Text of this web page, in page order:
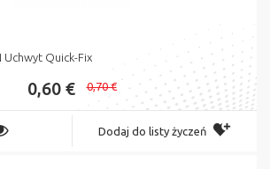
Uchwyt Quick-Fix
0,60 € 0,70 €
Dodaj do listy życzeń